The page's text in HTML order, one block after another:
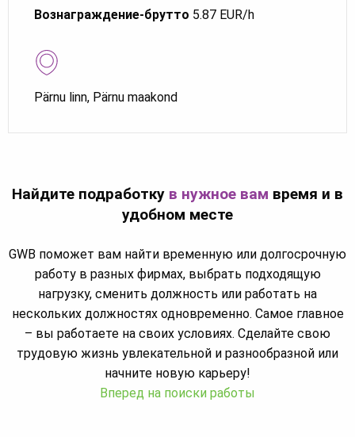
Вознаграждение-брутто 5.87 EUR/h
Pärnu linn, Pärnu maakond
Найдите подработку в нужное вам время и в
удобном месте
GWB поможет вам найти временную или долгосрочную
работу в разных фирмах, выбрать подходящую
нагрузку, сменить должность или работать на
нескольких должностях одновременно. Самое главное
– вы работаете на своих условиях. Сделайте свою
трудовую жизнь увлекательной и разнообразной или
начните новую карьеру!
Вперед на поиски работы